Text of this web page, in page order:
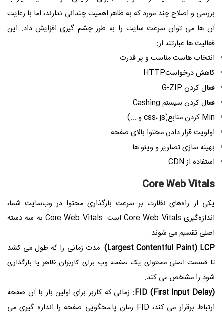
بررسی و اصلاح چند مورد که به ظاهر اهمیت چندانی ندارند، اما با رعایت
آن ها می توان سرعت سایت را به طرز چشم گیری افزایش داد. این
فعالیت ها عبارتند از:
انتخاب هاست مناسب و پر قدرت
کاهش درخواستHTTP
فعال کردن G-ZIP
فعال کردن سیستم Cashing
Min کردن منابع(css، js و ...)
اولویت قرار دادن محتوا بالای صفحه
بهینه سازی تصاویر و ویئو ها
استفاده از CDN
Core Web Vitals
یکی از راه‌های نظارت بر سرعت بارگذاری محتوا در وب‌سایت شما،
اندازه‌گیری Core Web Vitals است. Core Web Vitals به سه دسته
اصلی تقسیم می شوند:
Largest Contentful Paint) LCP) : مدت زمانی را که طول می کشد
تا قسمت اصلی محتوای یک صفحه وب برای کاربران ظاهر یا بارگذاری
شود را مشخص می کند.
FID (First Input Delay): زمانی که کاربر برای اولین بار با آن صفحه
ارتباط برقرار می کند، FID زمان پاسخگویی صفحه را اندازه گیری می